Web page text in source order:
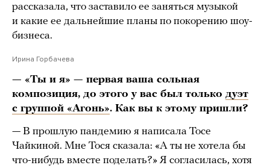
рассказала, что заставило ее заняться музыкой
и какие ее дальнейшие планы по покорению шоу-
бизнеса.
Ирина Горбачева
— «Ты и я» — первая ваша сольная
композиция, до этого у вас был только дуэт
с группой «Агонь». Как вы к этому пришли?
— В прошлую пандемию я написала Тосе
Чайкиной. Мне Тося сказала: «А ты не хотела бы
что-нибудь вместе поделать?» Я согласилась, хотя